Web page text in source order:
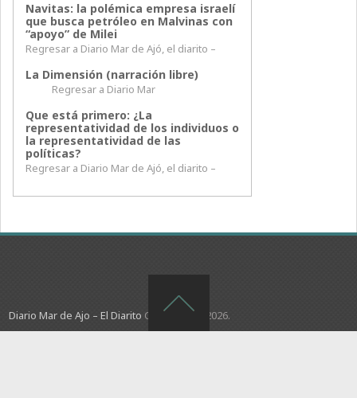
Navitas: la polémica empresa israelí
que busca petróleo en Malvinas con
“apoyo” de Milei
Regresar a Diario Mar de Ajó, el diarito –
La Dimensión (narración libre)
Regresar a Diario Mar
Que está primero: ¿La
representatividad de los individuos o
la representatividad de las
políticas?
Regresar a Diario Mar de Ajó, el diarito –
Diario Mar de Ajo – El Diarito Copyright © 2026.